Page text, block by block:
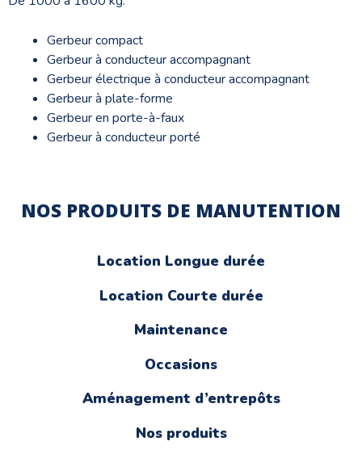
Gerbeur compact
Gerbeur à conducteur accompagnant
Gerbeur électrique à conducteur accompagnant
Gerbeur à plate-forme
Gerbeur en porte-à-faux
Gerbeur à conducteur porté
NOS PRODUITS DE MANUTENTION
Location Longue durée
Location Courte durée
Maintenance
Occasions
Aménagement d’entrepôts
Nos produits